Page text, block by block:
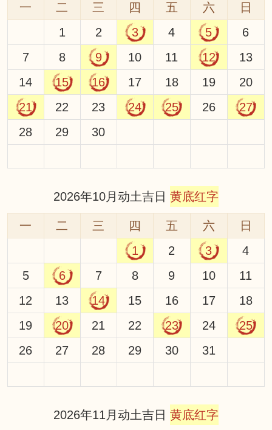
一 二 三 四 五 六
日
1
2 3 4 5
6
7
8 9 10 11 12
13
14
15 16 17 18 19
20
21
22 23 24 25 26
27
28
29 30
2026年10月动土吉日 黄底红字
一 二 三 四 五 六
日
1
2 3
4
5
6 7 8 9 10
11
12
13 14 15 16 17
18
19
20 21 22 23 24
25
26
27 28 29 30 31
2026年11月动土吉日 黄底红字